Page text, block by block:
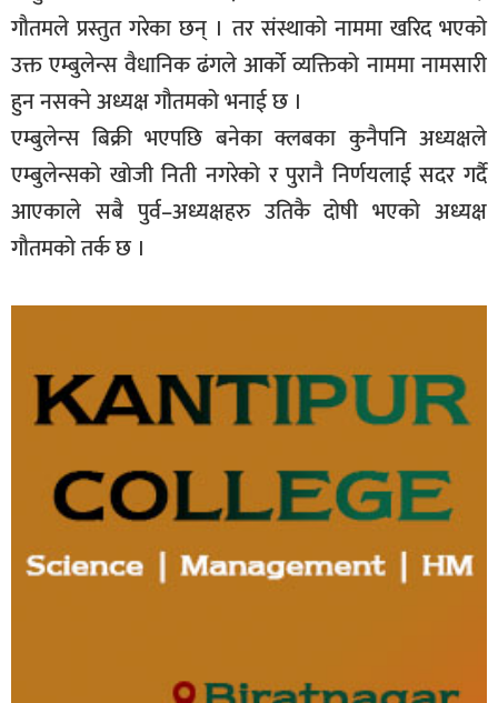
गौतमले प्रस्तुत गरेका छन् । तर संस्थाको नाममा खरिद भएको
उक्त एम्बुलेन्स वैधानिक ढंगले आर्को व्यक्तिको नाममा नामसारी
हुन नसक्ने अध्यक्ष गौतमको भनाई छ ।
एम्बुलेन्स बिक्री भएपछि बनेका क्लबका कुनैपनि अध्यक्षले
एम्बुलेन्सको खोजी निती नगरेको र पुरानै निर्णयलाई सदर गर्दै
आएकाले सबै पुर्व–अध्यक्षहरु उतिकै दोषी भएको अध्यक्ष
गौतमको तर्क छ ।